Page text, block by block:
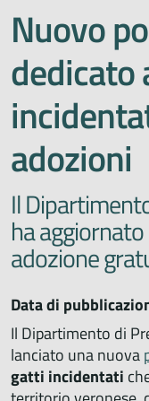
Nuovo
dedicato
adozioni
Il
ha
adozione
Data di
Il Dipartimento di
lanciato una nuova
gatti incidentati